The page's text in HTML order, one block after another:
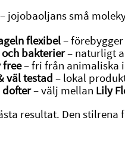
jojobaoljans små
flexibel–
bakterier– naturligt
free– fri från animaliska
väl testad – lokal
dofter– välj mellan Lily
resultat. Den